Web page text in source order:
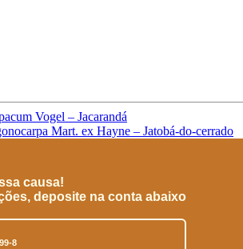
Vogel – Jacarandá
Mart. ex Hayne – Jatobá-do-cerrado
causa!
deposite na conta abaixo
8